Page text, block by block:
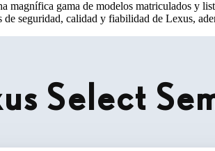
magnífica gama de modelos matriculados y
de seguridad, calidad y fiabilidad de Lexus,
Select